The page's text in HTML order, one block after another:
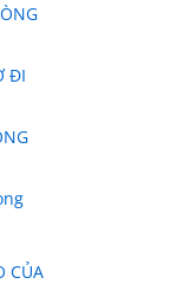
ĐI
CỦA